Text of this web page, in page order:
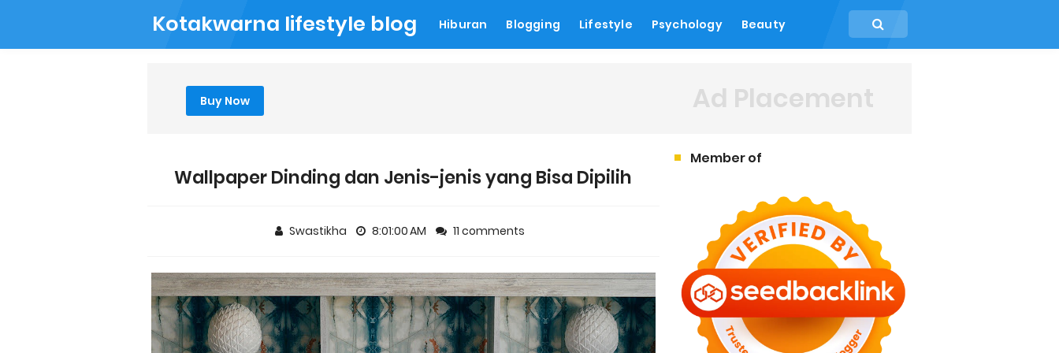
Kotakwarna lifestyle blog Hiburan Blogging Lifestyle Psychology Beauty
Buy Now Ad Placement
Wallpaper Dinding dan Jenis-jenis yang Bisa Dipilih
Swastikha 8:01:00 AM 11 comments
Member of